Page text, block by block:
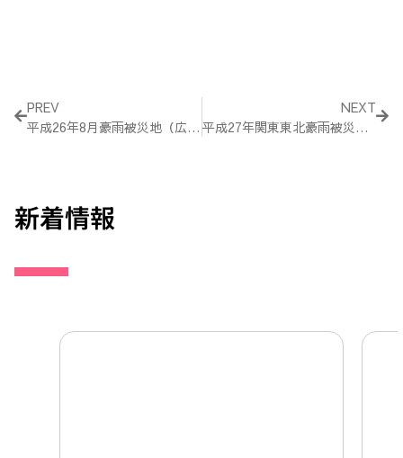
PREV
平成26年8月豪雨被災地（広島県）支援レポート
NEXT
平成27年関東東北豪雨被災地（茨城県・栃木県）支援レポート
新着情報